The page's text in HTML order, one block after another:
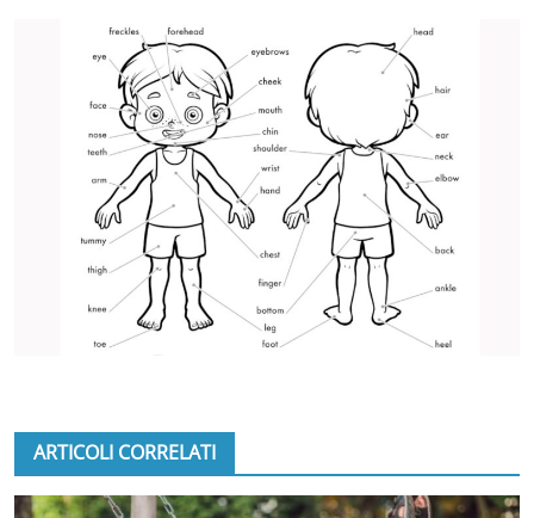
ARTICOLI CORRELATI